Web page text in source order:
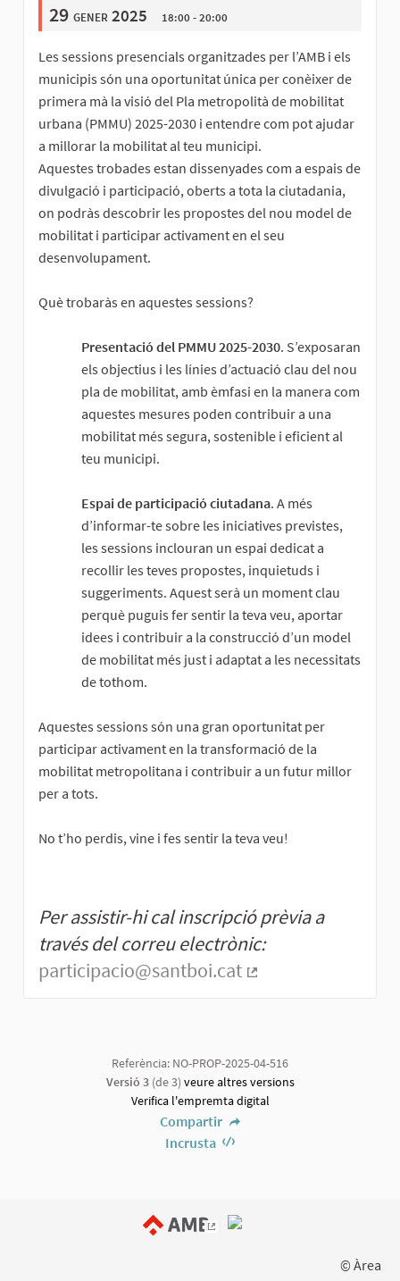
29 gener 2025 18:00 - 20:00
Les sessions presencials organitzades per l’AMB i els
municipis són una oportunitat única per conèixer de
primera mà la visió del Pla metropolità de mobilitat
urbana (PMMU) 2025-2030 i entendre com pot ajudar
a millorar la mobilitat al teu municipi.
Aquestes trobades estan dissenyades com a espais de
divulgació i participació, oberts a tota la ciutadania,
on podràs descobrir les propostes del nou model de
mobilitat i participar activament en el seu
desenvolupament.
Què trobaràs en aquestes sessions?
Presentació del PMMU 2025-2030. S’exposaran
els objectius i les línies d’actuació clau del nou
pla de mobilitat, amb èmfasi en la manera com
aquestes mesures poden contribuir a una
mobilitat més segura, sostenible i eficient al
teu municipi.
Espai de participació ciutadana. A més
d’informar-te sobre les iniciatives previstes,
les sessions inclouran un espai dedicat a
recollir les teves propostes, inquietuds i
suggeriments. Aquest serà un moment clau
perquè puguis fer sentir la teva veu, aportar
idees i contribuir a la construcció d’un model
de mobilitat més just i adaptat a les necessitats
de tothom.
Aquestes sessions són una gran oportunitat per
participar activament en la transformació de la
mobilitat metropolitana i contribuir a un futur millor
per a tots.
No t’ho perdis, vine i fes sentir la teva veu!
Per assistir-hi cal inscripció prèvia a
través del correu electrònic:
participacio@santboi.cat
Referència: NO-PROP-2025-04-516
Versió 3(de 3) veure altres versions
Verifica l'empremta digital
Compartir
Incrusta
© Àrea